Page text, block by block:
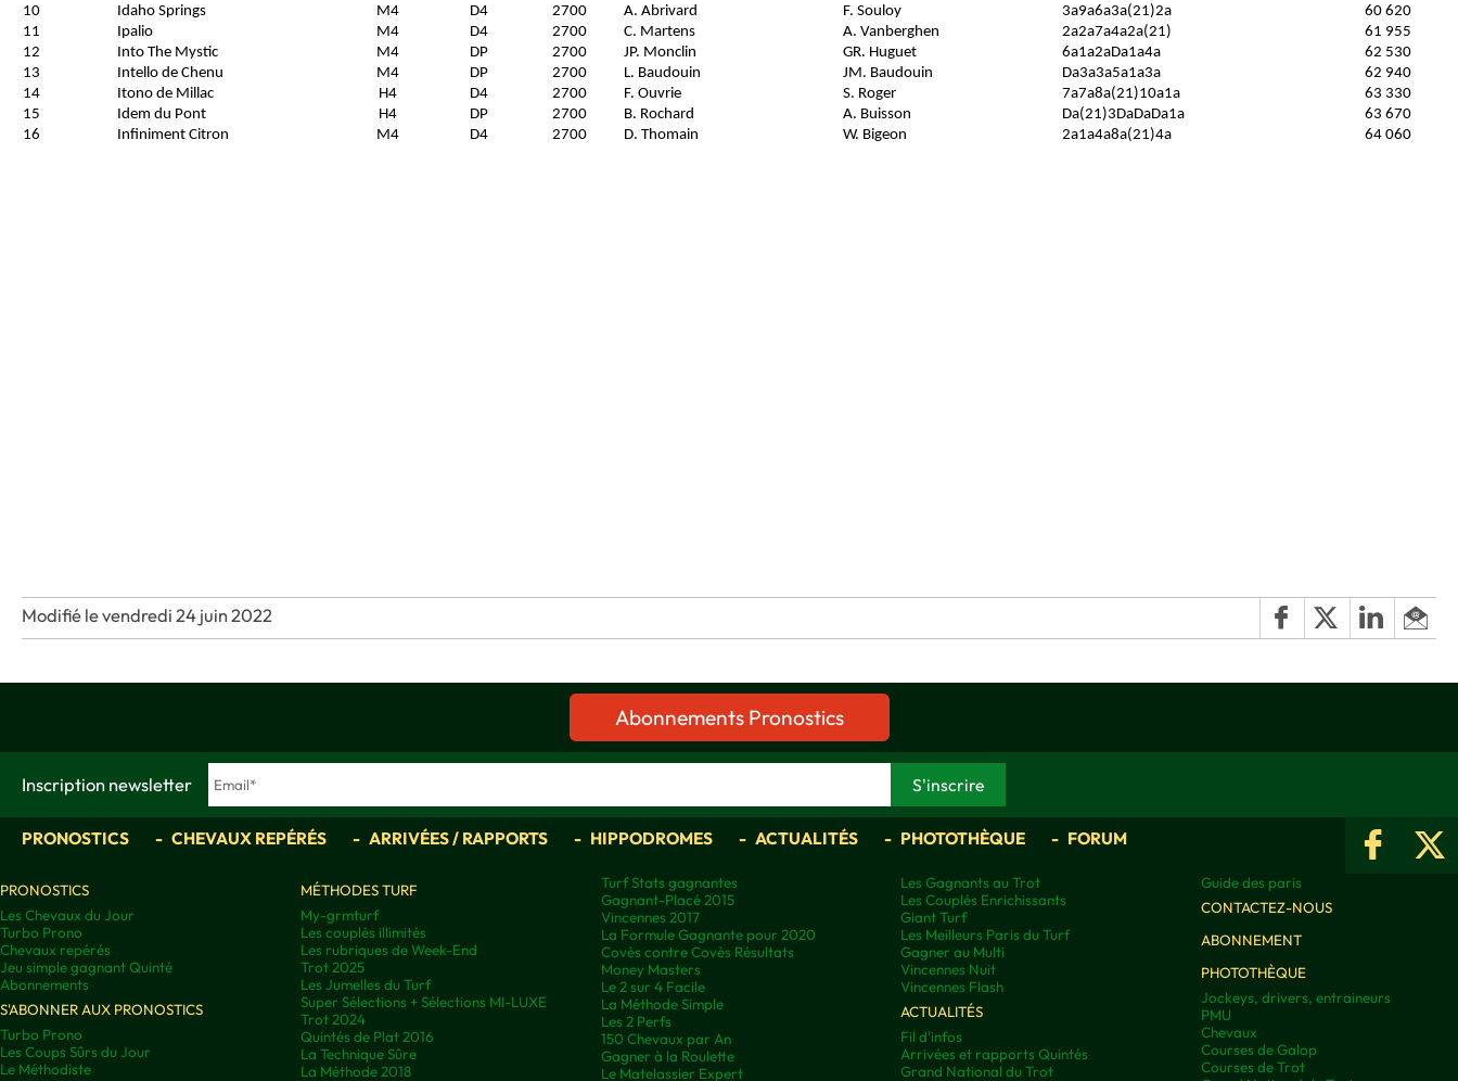
10
Idaho Springs M4 D4 2700 A. Abrivard F. Souloy 3a9a6a3a(21)2a
60 620
11
Ipalio M4 D4 2700 C. Martens A. Vanberghen 2a2a7a4a2a(21)
61 955
12
Into The Mystic M4 DP 2700 JP. Monclin GR. Huguet 6a1a2aDa1a4a
62 530
13
Intello de Chenu M4 DP 2700 L. Baudouin JM. Baudouin Da3a3a5a1a3a
62 940
14
Itono de Millac H4 D4 2700 F. Ouvrie S. Roger 7a7a8a(21)10a1a
63 330
15
Idem du Pont H4 DP 2700 B. Rochard A. Buisson Da(21)3DaDaDa1a
63 670
16
Infiniment Citron M4 D4 2700 D. Thomain W. Bigeon 2a1a4a8a(21)4a 64 060
Modifié le vendredi 24 juin 2022
Abonnements Pronostics
Inscription newsletter
PRONOSTICS CHEVAUX REPÉRÉS ARRIVÉES / RAPPORTS HIPPODROMES ACTUALITÉS PHOTOTHÈQUE FORUM
PRONOSTICS
Les Chevaux du Jour
Turbo Prono
Chevaux repérés
Jeu simple gagnant Quinté
Abonnements
S'ABONNER AUX PRONOSTICS
Turbo Prono
Les Coups Sûrs du Jour
Le Méthodiste
MÉTHODES TURF
My-grmturf
Les couplés illimités
Les rubriques de Week-End
Trot 2025
Les Jumelles du Turf
Super Sélections + Sélections MI-LUXE
Trot 2024
Quintés de Plat 2016
La Technique Sûre
La Méthode 2018
Turf Stats gagnantes
Gagnant-Placé 2015
Vincennes 2017
La Formule Gagnante pour 2020
Covès contre Covès Résultats
Money Masters
Le 2 sur 4 Facile
La Méthode Simple
Les 2 Perfs
150 Chevaux par An
Gagner à la Roulette
Le Matelassier Expert
Les Gagnants au Trot
Les Couplés Enrichissants
Giant Turf
Les Meilleurs Paris du Turf
Gagner au Multi
Vincennes Nuit
Vincennes Flash
ACTUALITÉS
Fil d'infos
Arrivées et rapports Quintés
Grand National du Trot
Guide des paris
CONTACTEZ-NOUS
ABONNEMENT
PHOTOTHÈQUE
Jockeys, drivers, entraineurs
PMU
Chevaux
Courses de Galop
Courses de Trot